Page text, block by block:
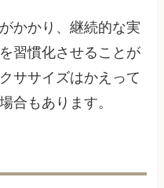
かかり、継続的な実
習慣化させることが
ササイズはかえって
合もあります。